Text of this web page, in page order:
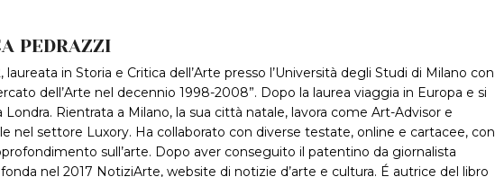
PEDRAZZI
laureata in Storia e Critica dell’Arte presso l’Università degli Studi di Milano con
dell’Arte nel decennio 1998-2008”. Dopo la laurea viaggia in Europa e si
Londra. Rientrata a Milano, la sua città natale, lavora come Art-Advisor e
nel settore Luxory. Ha collaborato con diverse testate, online e cartacee, con
sull’arte. Dopo aver conseguito il patentino da giornalista
nel 2017 NotiziArte, website di notizie d’arte e cultura. É autrice del libro